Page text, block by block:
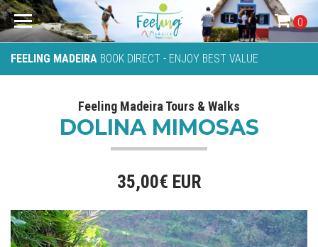
FEELING MADEIRA BOOK DIRECT - ENJOY BEST VALUE
0
Feeling Madeira Tours & Walks
DOLINA MIMOSAS
35,00€ EUR